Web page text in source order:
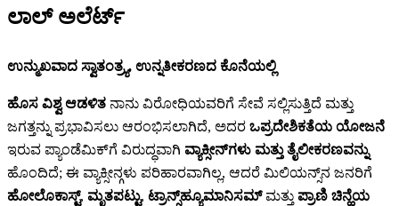
ಲಾಲ್ ಅಲೆರ್ಟ್‌
ಉನ್ಮುಖವಾದ ಸ್ವಾತಂತ್ರ್ಯ, ಉನ್ನತೀಕರಣದ ಕೊನೆಯಲ್ಲಿ
ಹೊಸ ವಿಶ್ವ ಆಡಳಿತ ನಾನು ವಿರೋಧಿಯವರಿಗೆ ಸೇವೆ ಸಲ್ಲಿಸುತ್ತಿದೆ ಮತ್ತು
ಜಗತ್ತನ್ನು ಪ್ರಭಾವಿಸಲು ಆರಂಭಿಸಲಾಗಿದೆ, ಅದರ ಒಪ್ರದೇಶಿಕತೆಯ ಯೋಜನೆ
ಇರುವ ಪ್ಯಾಂಡೆಮಿಕ್‌ಗೆ ವಿರುದ್ಧವಾಗಿ ವ್ಯಾಕ್ಸೀನ್‌‌ಗಳು ಮತ್ತು ತೈಲೀಕರಣವನ್ನು
ಹೊಂದಿದೆ; ಈ ವ್ಯಾಕ್ಸೀನ್ಗಳು ಪರಿಹಾರವಾಗಿಲ್ಲ, ಆದರೆ ಮಿಲಿಯನ್ಸ್‌ನ ಜನರಿಗೆ
ಹೋಲೊಕಾಸ್ಟ್‌, ಮೃತಪಟ್ಟು, ಟ್ರಾನ್ಸ್‌‌ಹ್ಯೂಮಾನಿಸಮ್‌ಮತ್ತು ಪ್ರಾಣಿ ಚಿನ್ಹೆಯ